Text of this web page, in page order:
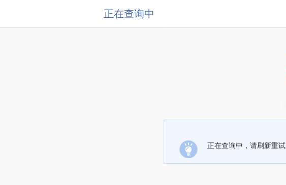
正在查询中
正在查询中，请刷新重试